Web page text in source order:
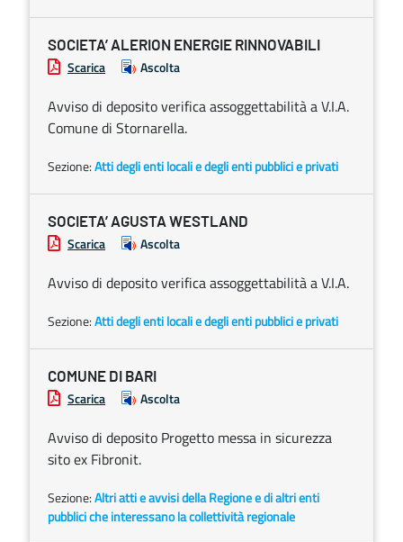
SOCIETA’ ALERION ENERGIE RINNOVABILI
Scarica Ascolta
Avviso di deposito verifica assoggettabilità a V.I.A.
Comune di Stornarella.
Sezione:Atti degli enti locali e degli enti pubblici e privati
SOCIETA’ AGUSTA WESTLAND
Scarica Ascolta
Avviso di deposito verifica assoggettabilità a V.I.A.
Sezione:Atti degli enti locali e degli enti pubblici e privati
COMUNE DI BARI
Scarica Ascolta
Avviso di deposito Progetto messa in sicurezza
sito ex Fibronit.
Sezione:Altri atti e avvisi della Regione e di altri enti
pubblici che interessano la collettività regionale